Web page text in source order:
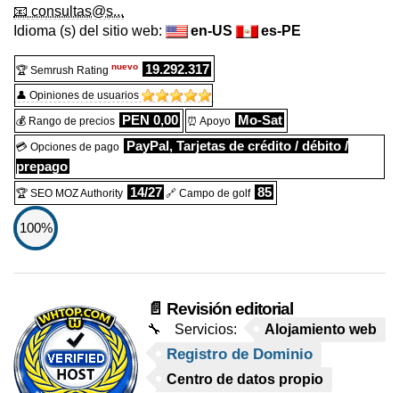
📧 consultas@s...
Idioma (s) del sitio web:
en-US es-PE
🏆 Semrush Rating nuevo 19.292.317
👤 Opiniones de usuarios
💰 Rango de precios PEN 0,00 ⏰ Apoyo Mo-Sat
💳 Opciones de pago
PayPal, Tarjetas de crédito / débito /
prepago
🏆 SEO MOZ Authority 14/27 🔗 Campo de golf 85
100%
📄 Revisión editorial
🔧 Servicios: Alojamiento web
Registro de Dominio
Centro de datos propio